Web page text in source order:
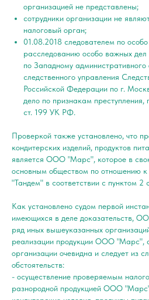
организацией не представлены;
сотрудники организации не
налоговый орган;
01.08.2018 следователем по
расследованию особо важных дел
по Западному административного
следственного управления
Российской Федерации по г.
дело по признакам преступления,
ст. 199 УК РФ.
Проверкой также установлено, что
кондитерских изделий, продуктов
является ООО "Марс", которое в
основным обществом по отношению
"Тандем" в соответствии с пунктом
Как установлено судом первой
имеющихся в деле доказательств,
ряд иных вышеуказанных
реализации продукции ООО "Марс",
организации очевидна и следует из
обстоятельств:
- осуществление проверяемым
разнородной продукцией ООО